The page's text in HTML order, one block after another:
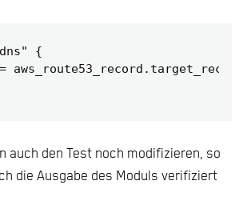
{
auch den Test noch modifizieren, so
die Ausgabe des Moduls verifiziert